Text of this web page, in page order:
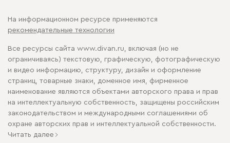
На информационном ресурсе применяются
рекомендательные технологии
Все ресурсы сайта www.divan.ru, включая (но не
ограничиваясь) текстовую, графическую, фотографическую
и видео информацию, структуру, дизайн и оформление
страниц, товарные знаки, доменное имя, фирменное
наименование являются объектами авторского права и прав
на интеллектуальную собственность, защищены российским
законодательством и международными соглашениями об
охране авторских прав и интеллектуальной собственности.
Читать далее